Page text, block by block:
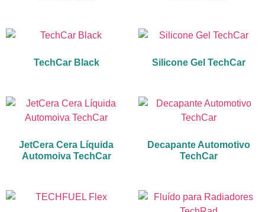
TechCar Black Silicone Gel TechCar
JetCera Cera Líquida
Automoiva TechCar
Decapante Automotivo
TechCar